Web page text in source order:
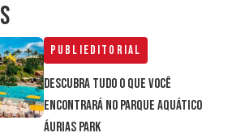
Publieditorial
Descubra tudo o que você
encontrará no parque aquático
Áurias Park